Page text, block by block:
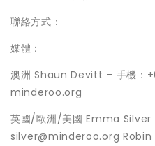
聯絡方式：
媒體：
澳洲 Shaun Devitt – 手機：
minderoo.org
英國/歐洲/美國 Emma
silver@minderoo.org